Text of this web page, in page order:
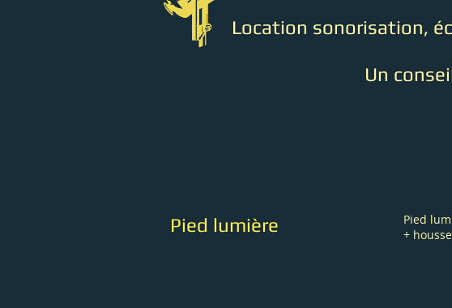
Location sonorisation,
Un
Pied lumière
Pied
+